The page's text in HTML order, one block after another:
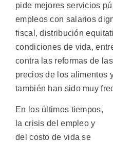
pide mejores servicios
empleos con salarios
fiscal, distribución
condiciones de vida,
contra las reformas de
precios de los alimentos
también han sido muy
En los últimos tiempos,
la crisis del empleo y
del costo de vida se